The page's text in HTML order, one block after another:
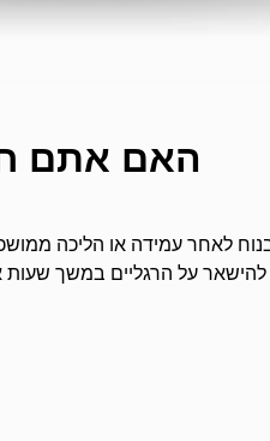
האם אתם
לאחר עמידה או הליכה
על הרגליים במשך שעות